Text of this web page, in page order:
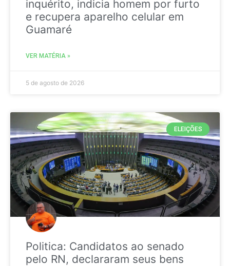
inquérito, indicia homem por furto
e recupera aparelho celular em
Guamaré
VER MATÉRIA »
5 de agosto de 2026
ELEIÇÕES
Politica: Candidatos ao senado
pelo RN, declararam seus bens